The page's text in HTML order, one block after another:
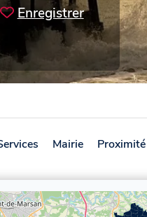
Enregistrer
Mairie Proximité